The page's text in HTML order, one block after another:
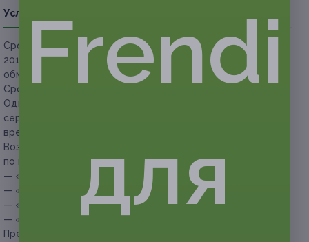
Условия
Срок действия сертификатов:с 24 августа до 21 октября
2018 г. (включительно), за этот период необходимо
обменять сертификат на абонемент в детском центре.
Срок действия абонемента
Один человек может купить неограниченное количество
сертификатов для своего ребенка или в подарок за все
время проведения акции.
Возраст детей по видам занятий (группы разбиваются
по возрастам):
— «Подготовка к школе» — с 4 лет,
— «Арт-студия» — с 3 до 12 лет,
— «Шахматы» — с 4 до 12 лет,
— «Репетитор начальных классов» — с 4 лет.
Предложение действует только для новых клиентов
Frendi
для